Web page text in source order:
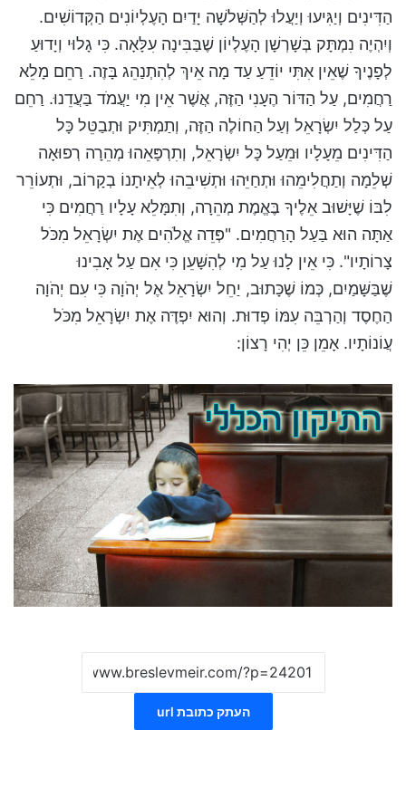
הַדִּינִים וְיַגִּיעוּ וְיַעֲלוּ לְהַשְּׁלשָׁה יָדַיִם הָעֶלְיוֹנִים הַקְּדוֹשִׁים.
וְיִהְיֶה נִמְתָּק בְּשָׁרְשָׁן הָעֶלְיוֹן שֶׁבַּבִּינָה עִלָּאָה. כִּי גָלוּי וְיָדוּעַ
לְפָנֶיךָ שֶׁאֵין אִתִּי יוֹדֵעַ עַד מָה אֵיךְ לְהִתְנַהֵג בָּזֶה. רַחֵם מָלֵא
רַחֲמִים, עַל הַדּוֹר הֶעָנִי הַזֶּה, אֲשֶׁר אֵין מִי יַעֲמֹד בַּעֲדֵנוּ. רַחֵם
עַל כְּלַל יִשְׂרָאֵל וְעַל הַחוֹלֶה הַזֶּה, וְתַמְתִּיק וּתְבַטֵּל כָּל
הַדִּינִים מֵעָלָיו וּמֵעַל כָּל יִשְׂרָאֵל, וְתִרְפָּאֵהוּ מְהֵרָה רְפוּאָה
שְׁלֵמָה וְתַחֲלִימֵהוּ וּתְחַיֵּהוּ וּתְשִׁיבֵהוּ לְאֵיתָנוֹ בְקָרוֹב, וּתְעוֹרֵר
לִבּוֹ שֶׁיָּשׁוּב אֵלֶיךָ בֶּאֱמֶת מְהֵרָה, וְתִמָּלֵא עָלָיו רַחֲמִים כִּי
אַתָּה הוּא בַּעַל הָרַחֲמִים. "פְּדֵה אֱלֹהִים אֶת יִשְׂרָאֵל מִכֹּל
צָרוֹתָיו". כִּי אֵין לָנוּ עַל מִי לְהִשָּׁעֵן כִּי אִם עַל אָבִינוּ
שֶׁבַּשָּׁמַיִם, כְּמוֹ שֶׁכָּתוּב, יַחֵל יִשְׂרָאֵל אֶל יְהֹוָה כִּי עִם יְהֹוָה
הַחֶסֶד וְהַרְבֵּה עִמּוֹ פְדוּת. וְהוּא יִפְדֶּה אֶת יִשְׂרָאֵל מִכֹּל
עֲוֹנוֹתָיו. אָמֵן כֵּן יְהִי רָצוֹן:
העתק כתובת url